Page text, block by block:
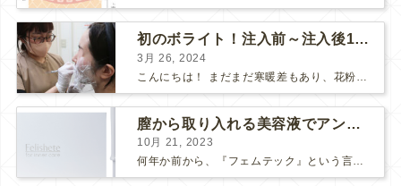
初のボライト！注入前～注入後1週間の感想
3月 26, 2024
膣から取り入れる美容液でアンチエイジング
10月 21, 2023
何年か前から、『フェムテック』という言葉をよく耳にするようになりました。 フェムテックは、月経や出産、不妊、更年期など女性特有の健康課題をサポートするツールとして注目されていますね。 フェ...